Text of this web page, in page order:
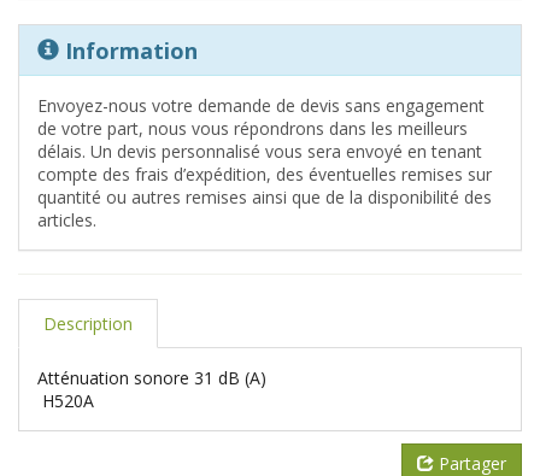
Information
Envoyez-nous votre demande de devis sans engagement
de votre part, nous vous répondrons dans les meilleurs
délais. Un devis personnalisé vous sera envoyé en tenant
compte des frais d’expédition, des éventuelles remises sur
quantité ou autres remises ainsi que de la disponibilité des
articles.
Description
Atténuation sonore 31 dB (A)
H520A
Partager